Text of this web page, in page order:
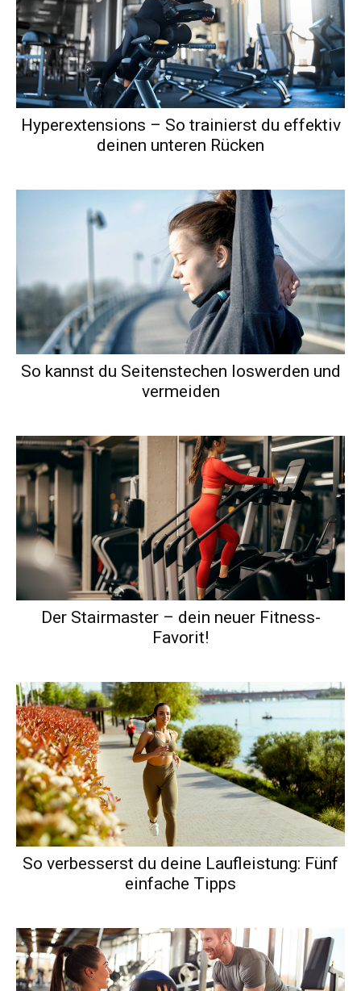
Hyperextensions – So trainierst du effektiv
deinen unteren Rücken
So kannst du Seitenstechen loswerden und
vermeiden
Der Stairmaster – dein neuer Fitness-
Favorit!
So verbesserst du deine Laufleistung: Fünf
einfache Tipps